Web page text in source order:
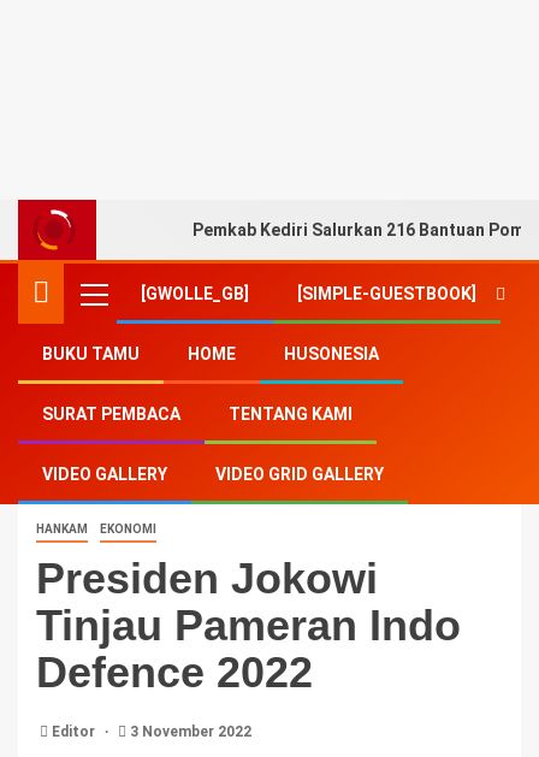
Pemkab Kediri Salurkan 216 Bantuan
[GWOLLE_GB] [SIMPLE-GUESTBOOK]
BUKU TAMU HOME HUSONESIA
SURAT PEMBACA TENTANG KAMI
VIDEO GALLERY VIDEO GRID GALLERY
Home-Hankam-Presiden Jokowi Tinjau Pameran
Indo Defence 2022
HANKAM EKONOMI
Presiden Jokowi
Tinjau Pameran Indo
Defence 2022
Editor 3 November 2022